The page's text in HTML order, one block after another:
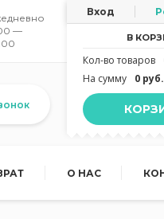
—
Вход
В
Кол-во товаров
На сумму
0 руб.
О НАС